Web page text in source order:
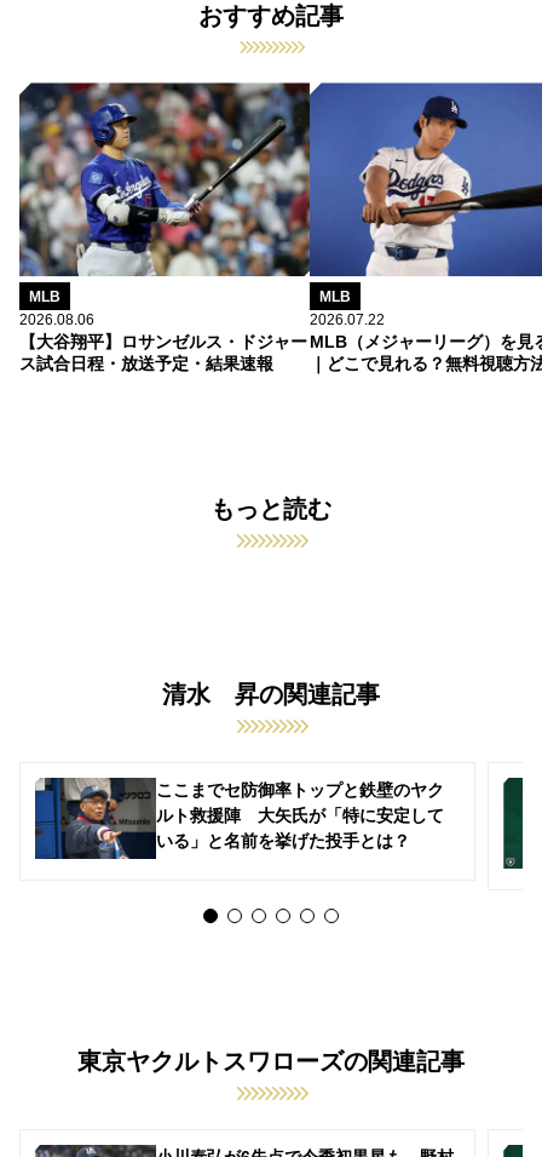
おすすめ記事
MLB
2026.08.06
【大谷翔平】ロサンゼルス・ドジャー
ス試合日程・放送予定・結果速報
MLB
2026.07.22
MLB（メジャーリーグ）を見
｜どこで見れる？無料視聴方
もっと読む
清水 昇の関連記事
ここまでセ防御率トップと鉄壁のヤク
ルト救援陣 大矢氏が「特に安定して
いる」と名前を挙げた投手とは？
東京ヤクルトスワローズの関連記事